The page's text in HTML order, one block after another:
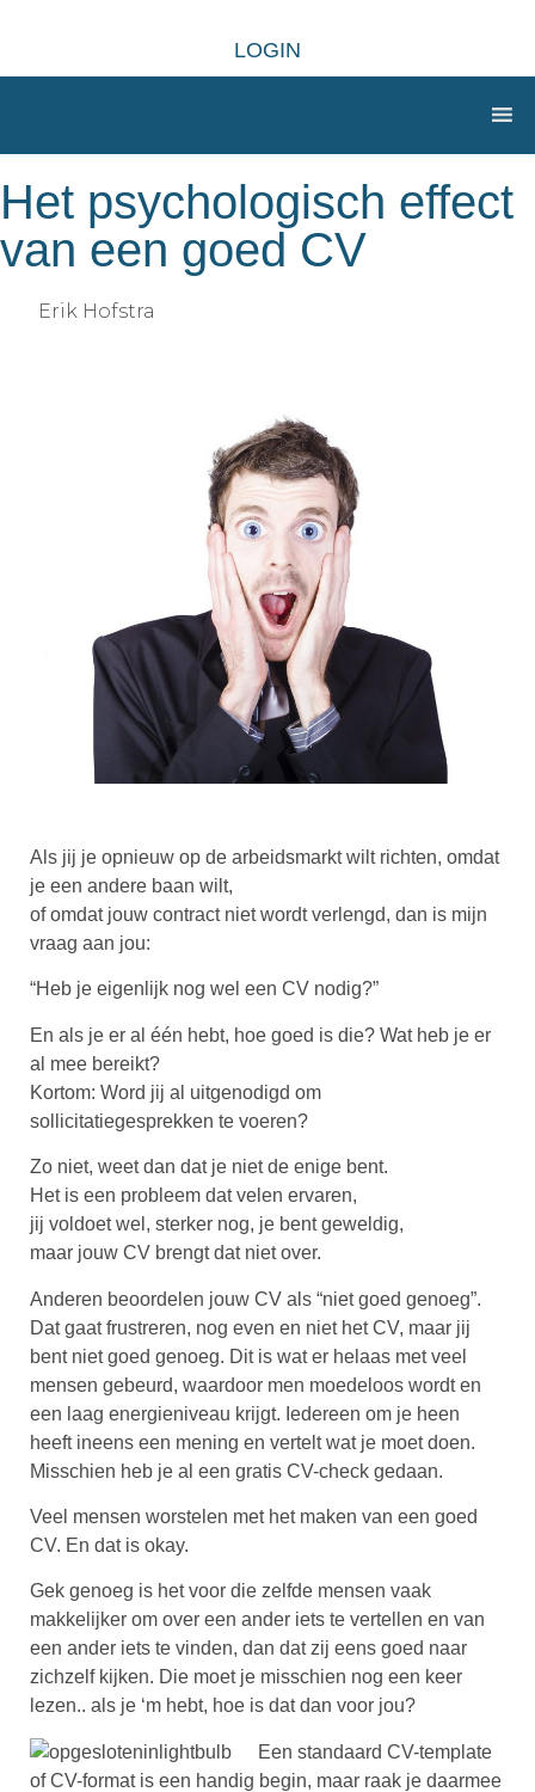
LOGIN
Het psychologisch effect
van een goed CV
Erik Hofstra
Als jij je opnieuw op de arbeidsmarkt wilt richten, omdat
je een andere baan wilt,
of omdat jouw contract niet wordt verlengd, dan is mijn
vraag aan jou:
“Heb je eigenlijk nog wel een CV nodig?”
En als je er al één hebt, hoe goed is die? Wat heb je er
al mee bereikt?
Kortom: Word jij al uitgenodigd om
sollicitatiegesprekken te voeren?
Zo niet, weet dan dat je niet de enige bent.
Het is een probleem dat velen ervaren,
jij voldoet wel, sterker nog, je bent geweldig,
maar jouw CV brengt dat niet over.
Anderen beoordelen jouw CV als “niet goed genoeg”.
Dat gaat frustreren, nog even en niet het CV, maar jij
bent niet goed genoeg. Dit is wat er helaas met veel
mensen gebeurd, waardoor men moedeloos wordt en
een laag energieniveau krijgt. Iedereen om je heen
heeft ineens een mening en vertelt wat je moet doen.
Misschien heb je al een gratis CV-check gedaan.
Veel mensen worstelen met het maken van een goed
CV. En dat is okay.
Gek genoeg is het voor die zelfde mensen vaak
makkelijker om over een ander iets te vertellen en van
een ander iets te vinden, dan dat zij eens goed naar
zichzelf kijken. Die moet je misschien nog een keer
lezen.. als je ‘m hebt, hoe is dat dan voor jou?
Een standaard CV-template
of CV-format is een handig begin, maar raak je daarmee